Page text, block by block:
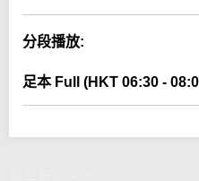
分段播放:
足本 Full (HKT 06:30 -